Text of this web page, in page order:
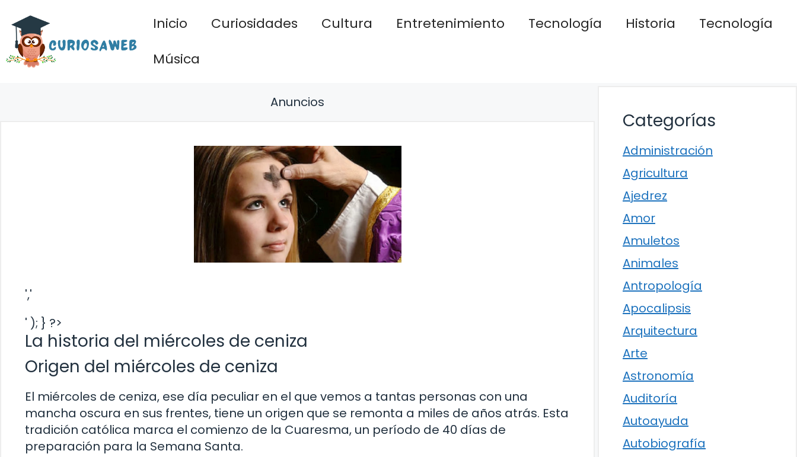
contenido
Inicio Curiosidades Cultura Entretenimiento Tecnología Historia
Tecnología
Música
Anuncios
','
' ); } ?>
La historia del miércoles de ceniza
Origen del miércoles de ceniza
El miércoles de ceniza, ese día peculiar en el que vemos a tantas personas con una
mancha oscura en sus frentes, tiene un origen que se remonta a miles de años atrás. Esta
tradición católica marca el comienzo de la Cuaresma, un período de 40 días de
preparación para la Semana Santa.
Categorías
Administración
Agricultura
Ajedrez
Amor
Amuletos
Animales
Antropología
Apocalipsis
Arquitectura
Arte
Astronomía
Auditoría
Autoayuda
Autobiografía